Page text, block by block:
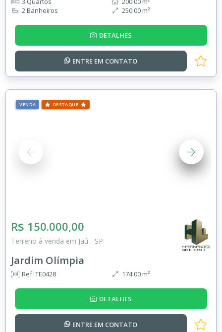
2 Banheiros
250.00 m²
DETALHES
ENTRE EM CONTATO
VENDA DESTAQUE
R$ 150.000,00
Terreno à venda em Jaú - SP
Jardim Olímpia
Ref: TE0428 174.00 m²
DETALHES
ENTRE EM CONTATO